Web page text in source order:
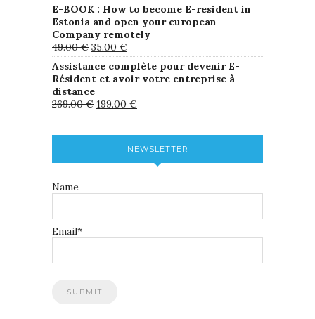
E-BOOK : How to become E-resident in
Estonia and open your european
Company remotely
49.00€ 35.00 €
Assistance complète pour devenir E-
Résident et avoir votre entreprise à
distance
269.00€ 199.00 €
NEWSLETTER
Name
Email*